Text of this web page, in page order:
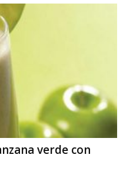
verde con